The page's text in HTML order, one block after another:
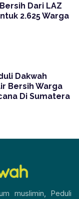
Dari LAZ
2.625 Warga
Dakwah
Bersih Warga
Di Sumatera
muslimin, Peduli